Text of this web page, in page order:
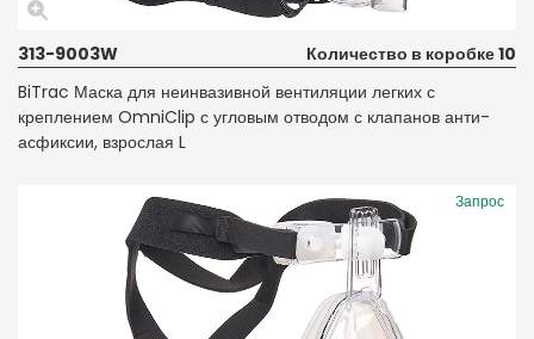
313-9003W
Количество в коробке 10
BiTrac Маска для неинвазивной вентиляции легких с
креплением OmniClip с угловым отводом с клапанов анти-
асфиксии, взрослая L
Запрос